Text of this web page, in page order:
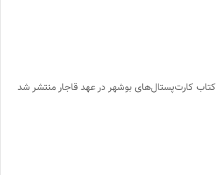
کتاب کارت‌پستال‌های بوشهر در عهد قاجار منتشر شد